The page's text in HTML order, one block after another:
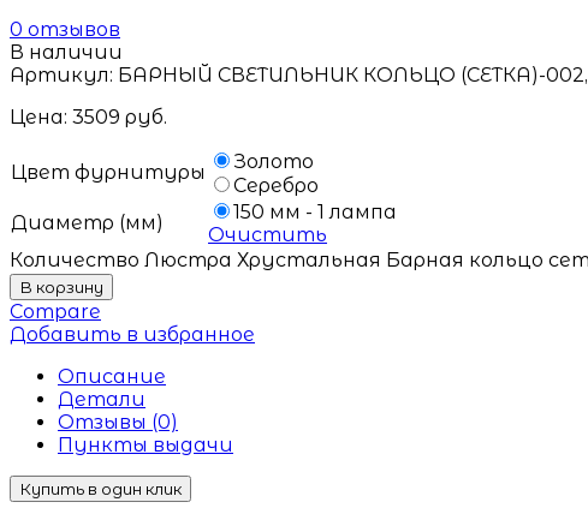
0 отзывов
В наличии
Артикул: БАРНЫЙ СВЕТИЛЬНИК КОЛЬЦО (СЕТКА)-002,
Цена: 3509 руб.
Цвет фурнитуры
Золото
Серебро
Диаметр (мм)
150 мм - 1 лампа
Очистить
Количество Люстра Хрустальная Барная кольцо
В корзину
Compare
Добавить в избранное
Описание
Детали
Отзывы (0)
Пункты выдачи
Купить в один клик